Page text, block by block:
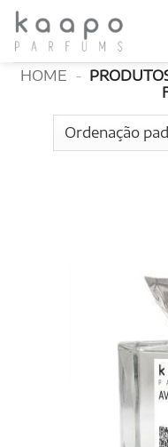
Skip
content
HOME -